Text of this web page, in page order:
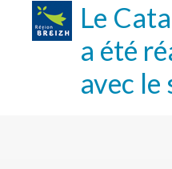
Le
a été
avec le